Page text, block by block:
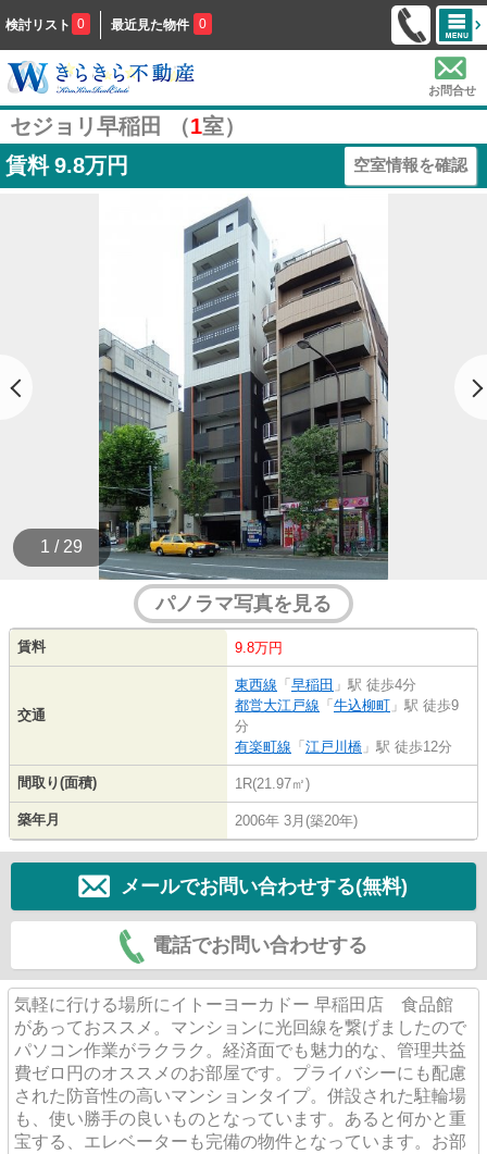
検討リスト 0 最近見た物件 0
お問合せ
セジョリ早稲田 （1室）
賃料 9.8万円 空室情報を確認
1 / 29
パノラマ写真を見る
賃料 9.8万円
交通
東西線 「 早稲田 」駅 徒歩4分
都営大江戸線 「 牛込柳町 」駅 徒歩9
分
有楽町線 「 江戸川橋 」駅 徒歩12分
間取り(面積) 1R(21.97㎡)
築年月 2006年 3月(築20年)
メールでお問い合わせする(無料)
電話でお問い合わせする
気軽に行ける場所にイトーヨーカドー 早稲田店 食品館
があっておススメ。マンションに光回線を繋げましたので
パソコン作業がラクラク。経済面でも魅力的な、管理共益
費ゼロ円のオススメのお部屋です。プライバシーにも配慮
された防音性の高いマンションタイプ。併設された駐輪場
も、使い勝手の良いものとなっています。あると何かと重
宝する、エレベーターも完備の物件となっています。お部